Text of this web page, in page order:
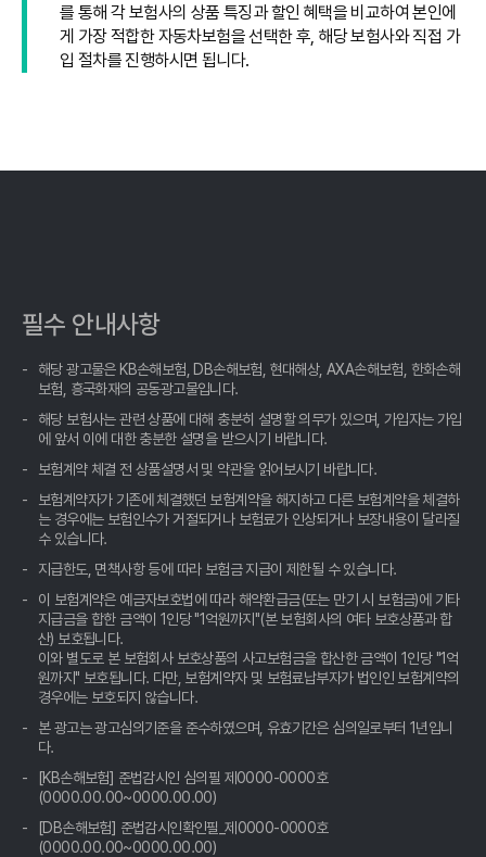
를 통해 각 보험사의 상품 특징과 할인 혜택을 비교하여 본인에
게 가장 적합한 자동차보험을 선택한 후, 해당 보험사와 직접 가
입 절차를 진행하시면 됩니다.
필수 안내사항
해당 광고물은 KB손해보험, DB손해보험, 현대해상, AXA손해보험, 한화손해
보험, 흥국화재의 공동광고물입니다.
해당 보험사는 관련 상품에 대해 충분히 설명할 의무가 있으며, 가입자는 가입
에 앞서 이에 대한 충분한 설명을 받으시기 바랍니다.
보험계약 체결 전 상품설명서 및 약관을 읽어보시기 바랍니다.
보험계약자가 기존에 체결했던 보험계약을 해지하고 다른 보험계약을 체결하
는 경우에는 보험인수가 거절되거나 보험료가 인상되거나 보장내용이 달라질
수 있습니다.
지급한도, 면책사항 등에 따라 보험금 지급이 제한될 수 있습니다.
이 보험계약은 예금자보호법에 따라 해약환급금(또는 만기 시 보험금)에 기타
지급금을 합한 금액이 1인당 "1억원까지"(본 보험회사의 여타 보호상품과 합
산) 보호됩니다.
이와 별도로 본 보험회사 보호상품의 사고보험금을 합산한 금액이 1인당 "1억
원까지" 보호됩니다. 다만, 보험계약자 및 보험료납부자가 법인인 보험계약의
경우에는 보호되지 않습니다.
본 광고는 광고심의기준을 준수하였으며, 유효기간은 심의일로부터 1년입니
다.
[KB손해보험] 준법감시인 심의필 제0000-0000호
(0000.00.00~0000.00.00)
[DB손해보험] 준법감시인확인필_제0000-0000호
(0000.00.00~0000.00.00)